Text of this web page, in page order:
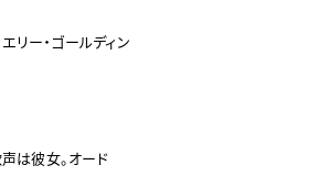
リー・ゴールディン
声は彼女。オード